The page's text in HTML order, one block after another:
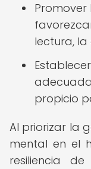
lectura, la
propicio
Al priorizar la
mental en el
resiliencia